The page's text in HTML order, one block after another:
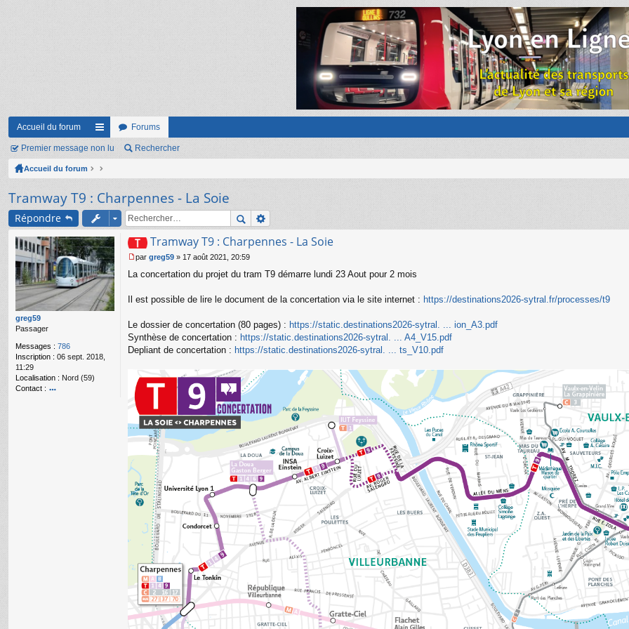
Accueil du forum
ac
co
ci
s
Forums
Premier message non lu Rechercher
Accueil du forum
Tramway T9 : Charpennes - La Soie
Répondre
greg59
Passager
Messages : 786
Inscription : 06 sept. 2018,
11:29
Localisation : Nord (59)
Contact :
Tramway T9 : Charpennes - La Soie
e
s
e
n
o
u
par greg59 » 17 août 2021, 20:59
La concertation du projet du tram T9 démarre lundi 23 Aout pour 2 mois
Il est possible de lire le document de la concertation via le site internet : https://destinations2026-sytral.fr/processes/t9
Le dossier de concertation (80 pages) : https://static.destinations2026-sytral. ... ion_A3.pdf
Synthèse de concertation : https://static.destinations2026-sytral. ... A4_V15.pdf
Depliant de concertation : https://static.destinations2026-sytral. ... ts_V10.pdf